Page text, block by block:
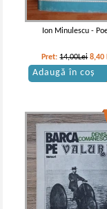
Ion Barbu - Joc
Ion Minulescu -
Pret:14,00Lei 8,40
Adaugă în coș